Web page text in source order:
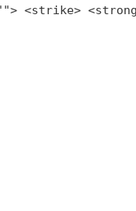
<strike>